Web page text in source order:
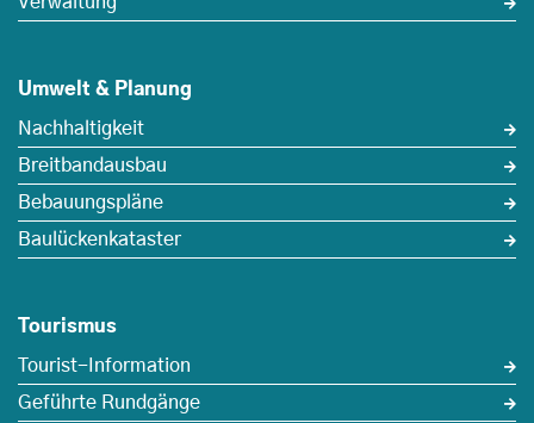
Umwelt & Planung
Nachhaltigkeit
Breitbandausbau
Bebauungspläne
Baulückenkataster
Tourismus
Tourist-Information
Geführte Rundgänge